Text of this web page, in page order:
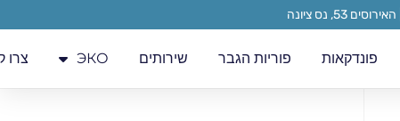
פונדקאות פוריות הגבר שירותים ЭКО צרו